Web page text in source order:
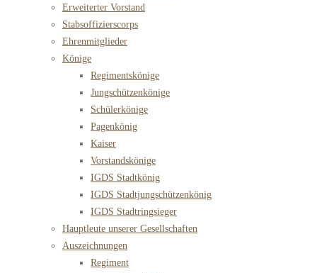
Erweiterter Vorstand
Stabsoffizierscorps
Ehrenmitglieder
Könige
Regimentskönige
Jungschützenkönige
Schülerkönige
Pagenkönig
Kaiser
Vorstandskönige
IGDS Stadtkönig
IGDS Stadtjungschützenkönig
IGDS Stadtringsieger
Hauptleute unserer Gesellschaften
Auszeichnungen
Regiment